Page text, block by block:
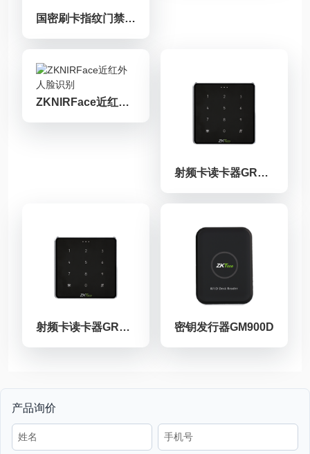
国密刷卡指纹门禁终端F2S[GM]
ZKNIRFace近红外人脸识别
射频卡读卡器GR902系列
射频卡读卡器GR902系列 密钥发行器GM900D
产品询价